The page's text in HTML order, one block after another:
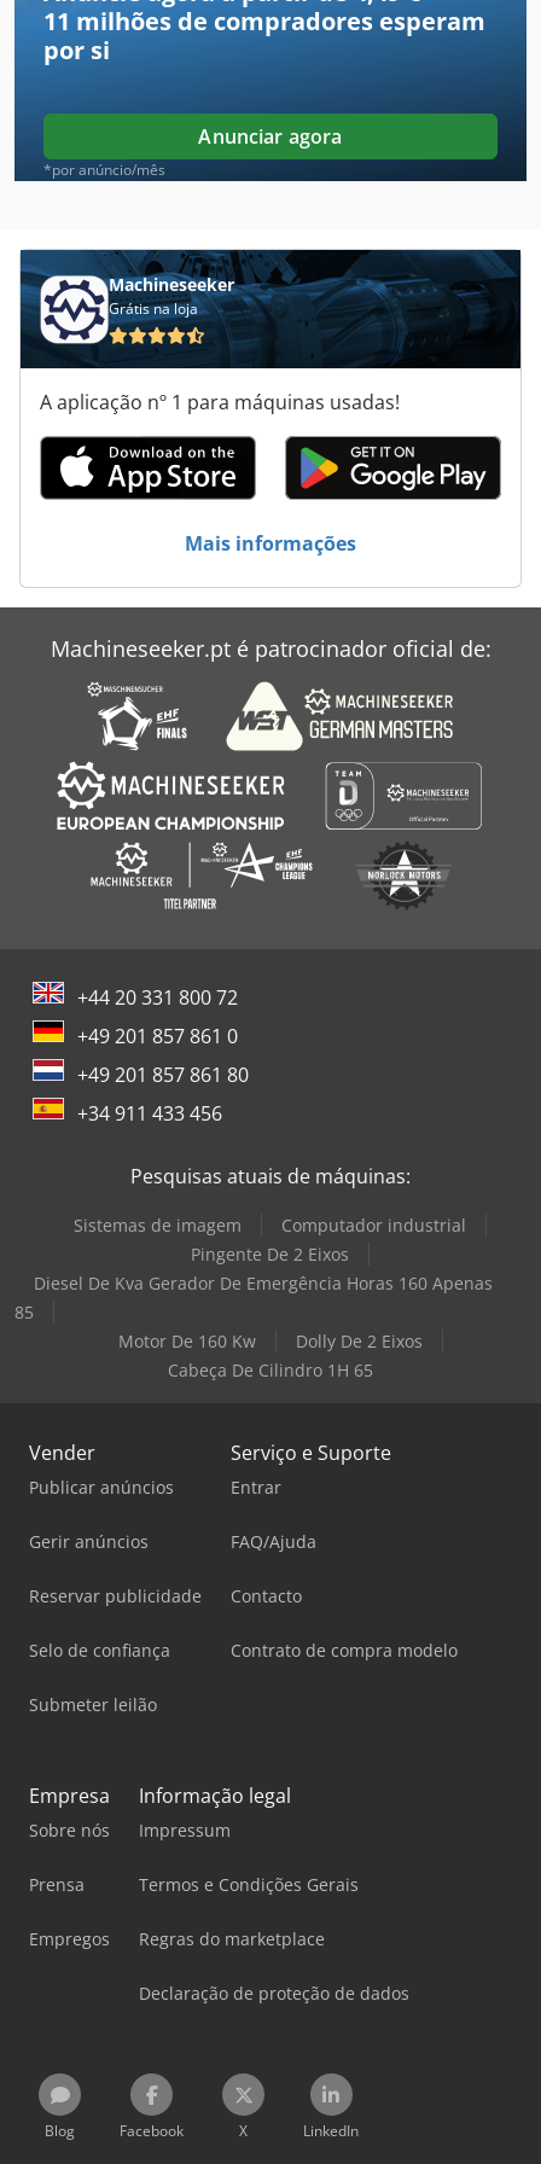
Hombak
Jalousie
Ligmet
Liliput
Mafell
Maweg
Mihoma
Morticer
Omga
Prodeco
Salmatec
Schliesing
11 milhões de compradores esperam
por si
Anunciar agora
*por anúncio/mês
Machineseeker
Grátis na loja
A aplicação nº 1 para máquinas usadas!
Mais informações
Machineseeker.pt é patrocinador oficial de:
+44 20 331 800 72
+49 201 857 861 0
+49 201 857 861 80
+34 911 433 456
Pesquisas atuais de máquinas:
Sistemas de imagem
Computador industrial
Pingente De 2 Eixos
Diesel De Kva Gerador De Emergência Horas 160 Apenas
85
Motor De 160 Kw
Dolly De 2 Eixos
Cabeça De Cilindro 1H 65
Vender
Publicar anúncios
Gerir anúncios
Reservar publicidade
Selo de confiança
Submeter leilão
Serviço e Suporte
Entrar
FAQ/Ajuda
Contacto
Contrato de compra modelo
Empresa
Sobre nós
Prensa
Empregos
Informação legal
Impressum
Termos e Condições Gerais
Regras do marketplace
Declaração de proteção de dados
Blog Facebook X LinkedIn